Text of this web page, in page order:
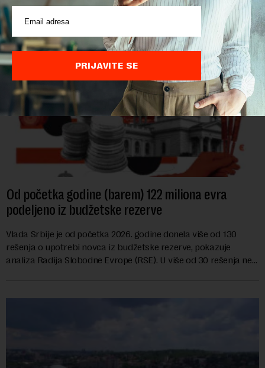
hrane biljnog porekla, te da k...
Od početka godine (barem) 122 miliona evra
podeljeno iz budžetske rezerve
Vlada Srbije je od početka 2026. godine donela više od 130
rešenja o upotrebi novca iz budžetske rezerve, pokazuje
analiza Radija Slobodne Evrope (RSE). U više od 30 rešenja ne
PRIJAVITE SE